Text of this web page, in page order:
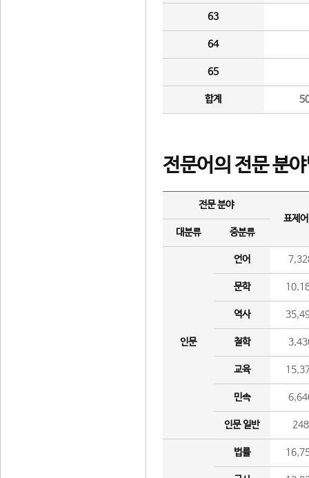
63
64
65
합계
전문어의 전문 분
전문 분야
표제
대분류
중분류
인문
언어
문학
역사
철학
교육
민속
인문 일반 248
법률